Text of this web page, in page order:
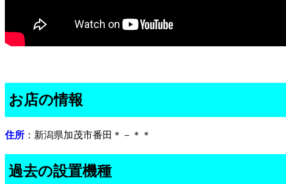
お店の情報
住所 ：新潟県加茂市番田＊－＊＊
過去の設置機種